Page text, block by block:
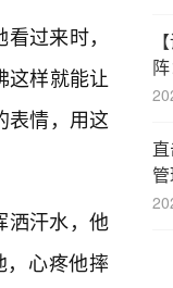
过来时，
这样就能让
表情，用这
洒汗水，他
心疼他摔
信